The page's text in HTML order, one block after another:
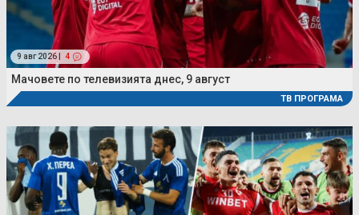
9 авг 2026 | 4
Мачовете по телевизията днес, 9 август
ТВ ПРОГРАМА